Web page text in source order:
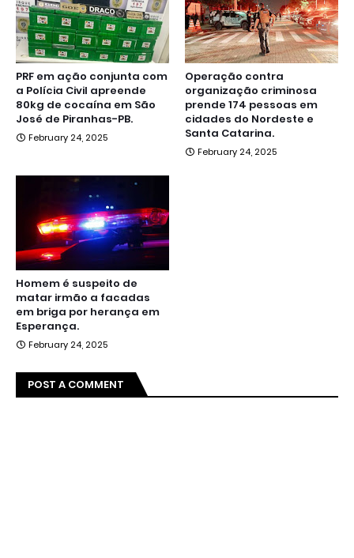
PRF em ação conjunta com
a Polícia Civil apreende
80kg de cocaína em São
José de Piranhas-PB.
February 24, 2025
Operação contra
organização criminosa
prende 174 pessoas em
cidades do Nordeste e
Santa Catarina.
February 24, 2025
Homem é suspeito de
matar irmão a facadas
em briga por herança em
Esperança.
February 24, 2025
POST A COMMENT